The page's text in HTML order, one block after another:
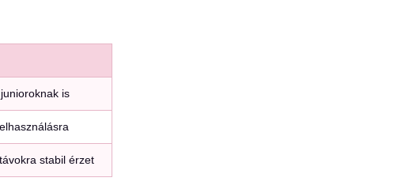
is
stabil érzet